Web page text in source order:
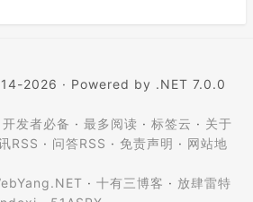
2026 · Powered by .NET 7.0.0
开发者必备 · 最多阅读 · 标签云 · 关于
RSS · 问答RSS · 免责声明 · 网站地
· 十有三博客 · 放肆雷特